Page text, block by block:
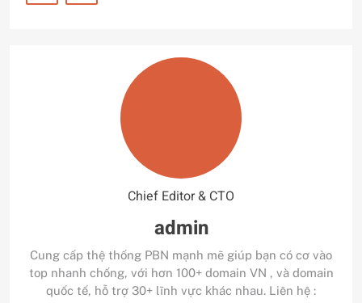
Chief Editor & CTO
admin
Cung cấp thệ thống PBN mạnh mẽ giúp bạn có cơ vào
top nhanh chống, với hơn 100+ domain VN , và domain
quốc tế, hỗ trợ 30+ lĩnh vực khác nhau. Liên hệ :